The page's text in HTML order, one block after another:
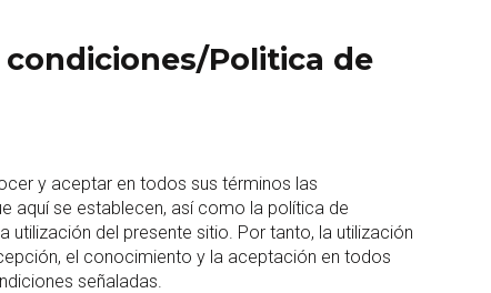
Politica de
y aceptar en todos sus términos las
aquí se establecen, así como la política de
utilización del presente sitio. Por tanto, la utilización
el conocimiento y la aceptación en todos
señaladas.